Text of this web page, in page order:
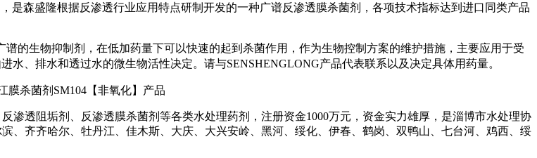
是森盛隆根据反渗透行业应用特点研制开发的一种广谱反渗透膜杀菌剂，各项技术指标达到进口同类产品
的生物抑制剂，在低加药量下可以快速的起到杀菌作用，作为生物控制方案的维护措施，主要应用于受
水、排水和透过水的微生物活性决定。请与SENSHENGLONG产品代表联系以及决定具体用药量。
渗透阻垢剂、反渗透膜杀菌剂等各类水处理药剂，注册资金1000万元，资金实力雄厚，是淄博市水处理协
、齐齐哈尔、牡丹江、佳木斯、大庆、大兴安岭、黑河、绥化、伊春、鹤岗、双鸭山、七台河、鸡西、绥